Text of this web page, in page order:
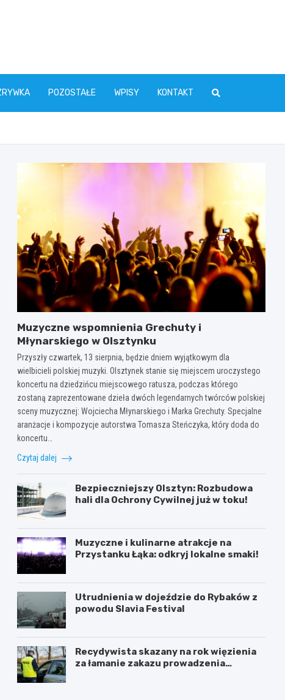
POZOSTAŁE WPISY KONTAKT
Muzyczne wspomnienia Grechuty i
Młynarskiego w Olsztynku
Przyszły czwartek, 13 sierpnia, będzie dniem wyjątkowym dla
wielbicieli polskiej muzyki. Olsztynek stanie się miejscem uroczystego
koncertu na dziedzińcu miejscowego ratusza, podczas którego
zostaną zaprezentowane dzieła dwóch legendarnych twórców polskiej
sceny muzycznej: Wojciecha Młynarskiego i Marka Grechuty. Specjalne
aranżacje i kompozycje autorstwa Tomasza Steńczyka, który doda do
koncertu…
Czytaj dalej
Bezpieczniejszy Olsztyn: Rozbudowa
hali dla Ochrony Cywilnej już w toku!
Muzyczne i kulinarne atrakcje na
Przystanku Łąka: odkryj lokalne smaki!
Utrudnienia w dojeździe do Rybaków z
powodu Slavia Festival
Recydywista skazany na rok więzienia
za łamanie zakazu prowadzenia